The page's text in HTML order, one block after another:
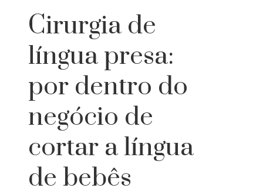
Cirurgia de
língua presa:
por dentro do
negócio de
cortar a língua
de bebês